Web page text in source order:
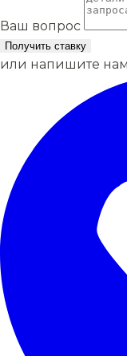
Ваш вопрос
Получить ставку
или напишите нам